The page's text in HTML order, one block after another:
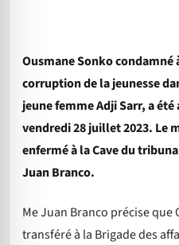
Ousmane Sonko condamné
corruption de la jeunesse
jeune femme Adji Sarr, a
vendredi 28 juillet 2023. Le
enfermé à la Cave du
Juan Branco.
Me Juan Branco précise que
transféré à la Brigade des